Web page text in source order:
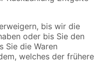
bis wir die
oder bis Sie den
Sie die Waren
welches der frühere